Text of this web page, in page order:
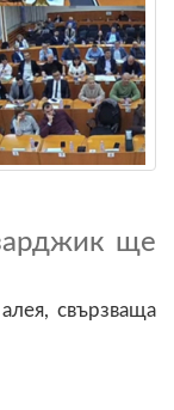
ще
свързваща